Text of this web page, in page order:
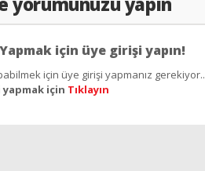
için üye girişi yapın!
için üye girişi yapmanız gerekiyor..
yapmak için Tıklayın